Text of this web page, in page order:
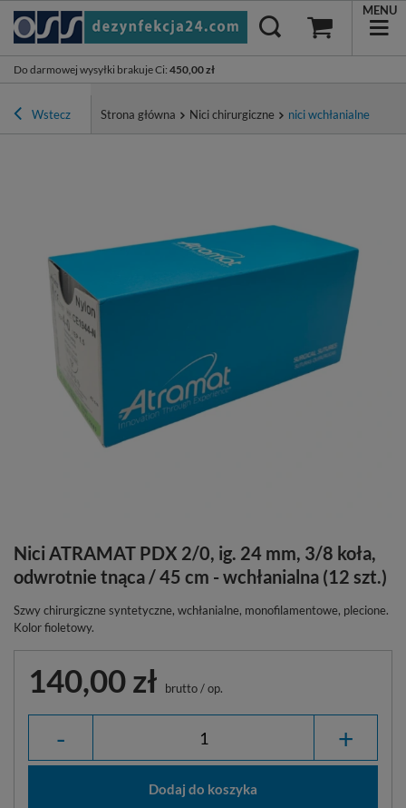
Do darmowej wysyłki brakuje Ci: 450,00 zł
MENU
Wstecz Strona główna Nici chirurgiczne nici wchłanialne
Nici ATRAMAT PDX 2/0, ig. 24 mm, 3/8 koła,
odwrotnie tnąca / 45 cm - wchłanialna (12 szt.)
Szwy chirurgiczne syntetyczne, wchłanialne, monofilamentowe, plecione.
Kolor fioletowy.
140,00 zł brutto/op.
- +
Dodaj do koszyka